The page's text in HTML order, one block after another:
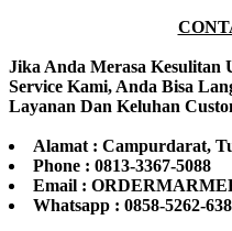
Jika Anda Merasa Kesulitan
Service Kami, Anda Bisa
Layanan Dan Keluhan
Alamat : Campurdarat,
Phone : 0813-3367-5088
Email :
Whatsapp : 0858-5262-